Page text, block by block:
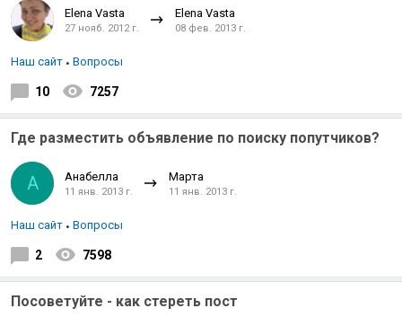
Elena Vasta
27 нояб. 2012 г.
Elena Vasta
08 фев. 2013 г.
Наш сайт Вопросы
10 7257
Где разместить объявление по поиску попутчиков?
А Анабелла
11 янв. 2013 г.
Марта
11 янв. 2013 г.
Наш сайт Вопросы
2 7598
Посоветуйте - как стереть пост